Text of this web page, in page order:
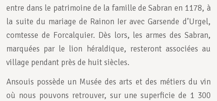
entre dans le patrimoine de la famille de Sabran en 1178, à
la suite du mariage de Rainon Ier avec Garsende d’Urgel,
comtesse de Forcalquier. Dès lors, les armes des Sabran,
marquées par le lion héraldique, resteront associées au
village pendant près de huit siècles.
Ansouis possède un Musée des arts et des métiers du vin
où nous pouvons retrouver, sur une superficie de 1 300